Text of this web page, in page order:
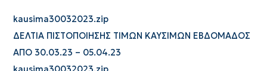
kausima30032023.zip
ΔΕΛΤΙΑ ΠΙΣΤΟΠΟΙΗΣΗΣ ΤΙΜΩΝ ΚΑΥΣΙΜΩΝ ΕΒΔΟΜΑΔΟΣ
ΑΠΟ 30.03.23 – 05.04.23